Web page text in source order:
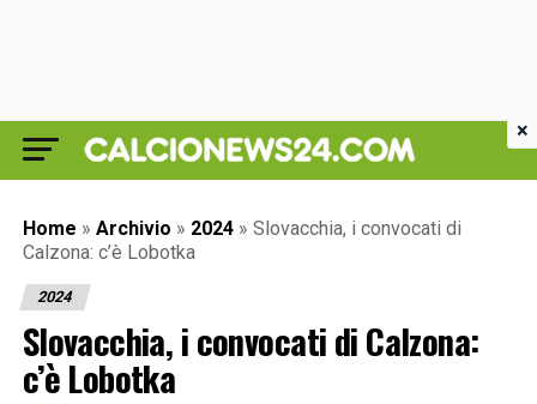
Home » Archivio » 2024 » Slovacchia, i convocati di
Calzona: c’è Lobotka
2024
Slovacchia, i convocati di Calzona:
c’è Lobotka
×